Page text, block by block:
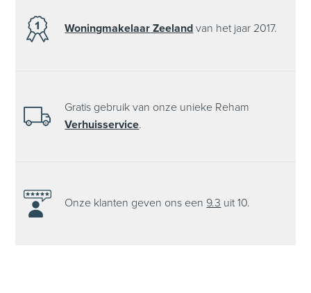
Woningmakelaar Zeeland van het jaar 2017.
Gratis gebruik van onze unieke Reham
Verhuisservice.
Onze klanten geven ons een 9.3 uit 10.